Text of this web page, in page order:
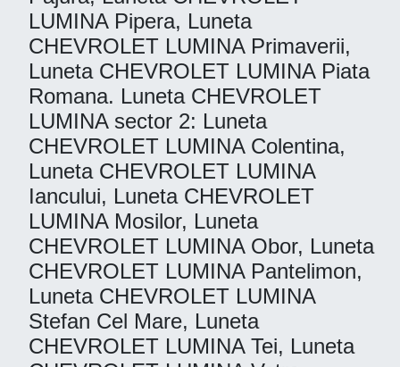
LUMINA Pipera, Luneta
CHEVROLET LUMINA Primaverii,
Luneta CHEVROLET LUMINA Piata
Romana. Luneta CHEVROLET
LUMINA sector 2: Luneta
CHEVROLET LUMINA Colentina,
Luneta CHEVROLET LUMINA
Iancului, Luneta CHEVROLET
LUMINA Mosilor, Luneta
CHEVROLET LUMINA Obor, Luneta
CHEVROLET LUMINA Pantelimon,
Luneta CHEVROLET LUMINA
Stefan Cel Mare, Luneta
CHEVROLET LUMINA Tei, Luneta